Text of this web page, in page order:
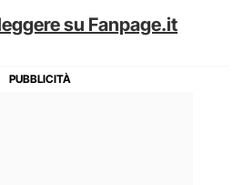
su Fanpage.it